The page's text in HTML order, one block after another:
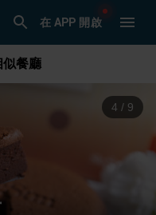
在 APP 開啟
似餐廳
5 / 9